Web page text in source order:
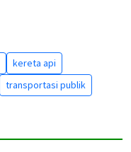
kereta api
transportasi publik